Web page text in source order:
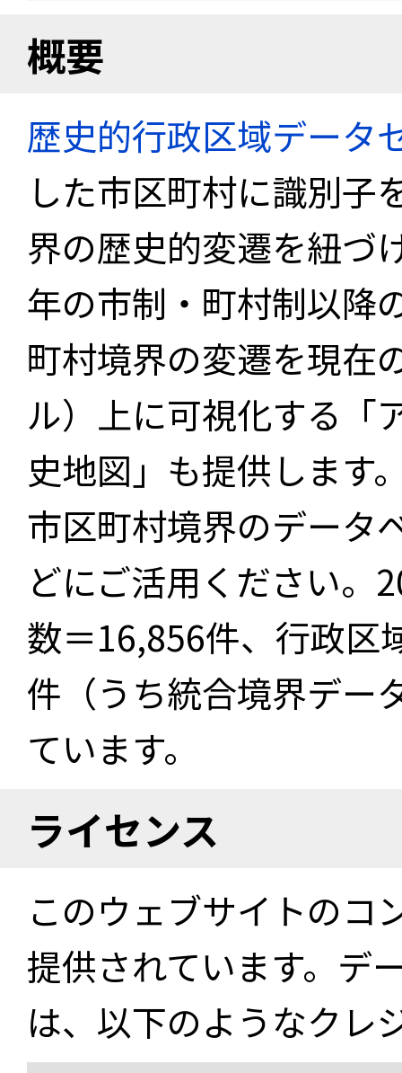
概要
歴史的行政区域データ
した市区町村に識別子
界の歴史的変遷を紐づ
年の市制・町村制以降
町村境界の変遷を現在
ル）上に可視化する「
史地図」も提供します
市区町村境界のデータ
どにご活用ください。
数＝16,856件、行政区
件（うち統合境界デー
ています。
ライセンス
このウェブサイトのコ
提供されています。デ
は、以下のようなクレ